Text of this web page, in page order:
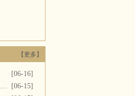
【更多】
[06-16]
节能国祯：提前终止吴桥县城区污水处理厂PPP项目合同
[06-15]